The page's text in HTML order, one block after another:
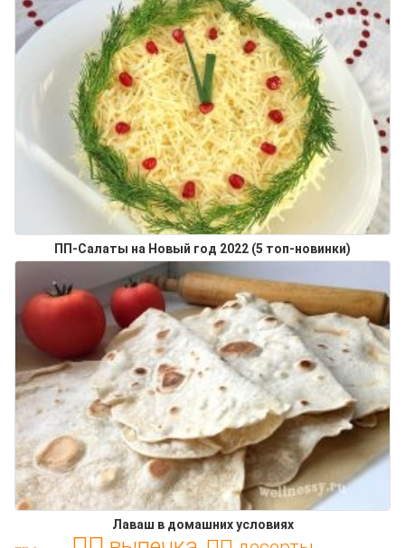
ПП-Салаты на Новый год 2022 (5 топ-новинки)
Лаваш в домашних условиях